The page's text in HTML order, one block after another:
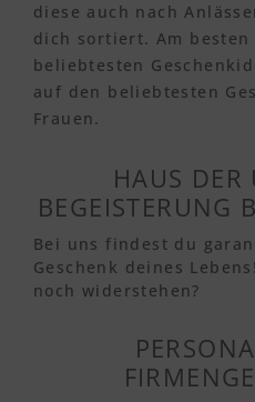
diese auch nach
dich sortiert. Am
beliebtesten
auf den beliebtesten
Frauen.
HAUS DER
BEGEISTERUNG
Bei uns findest du
Geschenk deines
noch widerstehen?